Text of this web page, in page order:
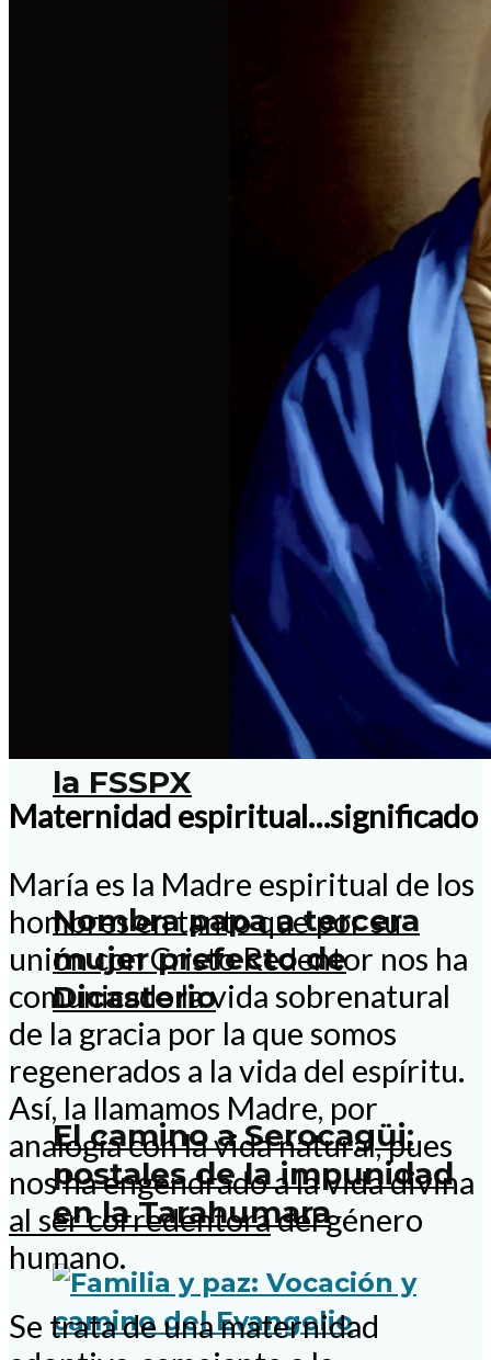
Comunicado de Casa del
connacionales mexicanos
operativos migratorios en
los Estados Unidos
Serie: Venga a nosotros tu
Reino: Si no participamos
todos no hay auténtico
Declara Vaticano cisma de
la FSSPX
Nombra papa a tercera
mujer prefecto de
Dicasterio
El camino a Serocagüi:
postales de la impunidad
en la Tarahumara
Maternidad espiritual…significado
María es la Madre espiritual de los
hombres en tanto que por su
unión con Cristo Redentor nos ha
comunicado la vida sobrenatural
de la gracia por la que somos
regenerados a la vida del espíritu.
Así, la llamamos Madre, por
analogía con la vida natural, pues
nos ha engendrado a la vida divina
al ser corredentoradel género
humano.
Se trata de una maternidad